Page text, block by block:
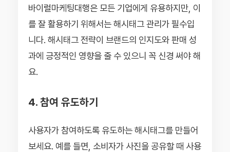
바이럴마케팅대행은 모든 기업에게 유용하지만, 이
를 잘 활용하기 위해서는 해시태그 관리가 필수입
니다. 해시태그 전략이 브랜드의 인지도와 판매 성
과에 긍정적인 영향을 줄 수 있으니 꼭 신경 써야 해
요.
4. 참여 유도하기
사용자가 참여하도록 유도하는 해시태그를 만들어
보세요. 예를 들면, 소비자가 사진을 공유할 때 사용